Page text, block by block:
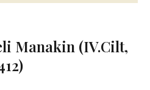
Manakin (IV.Cilt,